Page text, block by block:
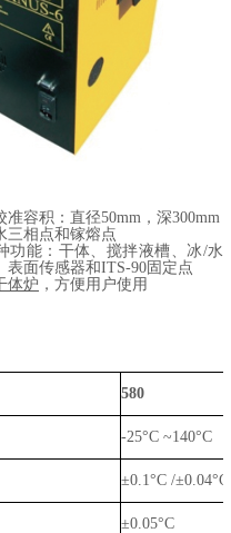
容积：直径50mm，深300mm
相点和镓熔点
功能：干体、搅拌液槽、冰/水
表面传感器和ITS-90固定点
体炉 ，方便用户使用
580
-25°C ~140°C
±0.1°C /±0.04°C
±0.05°C